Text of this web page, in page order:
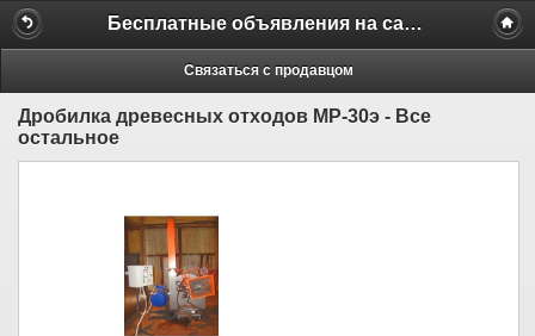
Бесплатные объявления на сайте MILAMO.ru
Связаться с продавцом
Дробилка древесных отходов МР-30э - Все
остальное